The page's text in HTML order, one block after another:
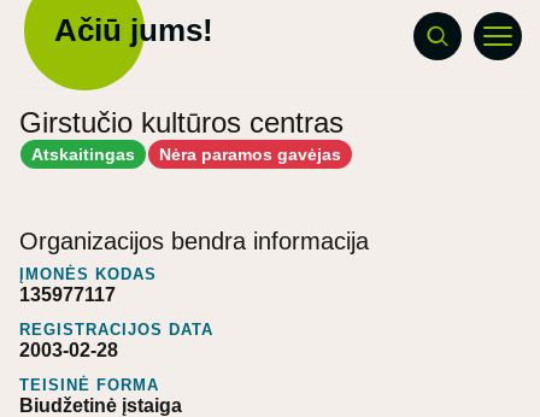
Ačiū jums!
Girstučio kultūros centras
Atskaitingas Nėra paramos gavėjas
Organizacijos bendra informacija
ĮMONĖS KODAS
135977117
REGISTRACIJOS DATA
2003-02-28
TEISINĖ FORMA
Biudžetinė įstaiga